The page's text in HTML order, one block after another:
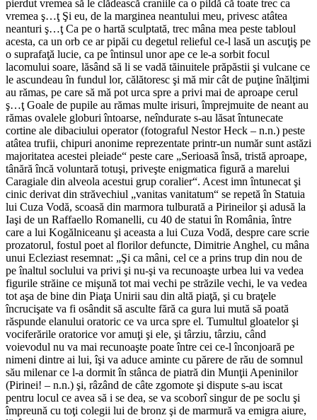
pierdut vremea să le clădească craniile ca o pildă că toate trec ca
vremea ş…ţ Şi eu, de la marginea neantului meu, privesc atâtea
neanturi ş…ţ Ca pe o hartă sculptată, trec mâna mea peste tabloul
acesta, ca un orb ce ar pipăi cu degetul relieful ce-l lasă un ascuţiş pe
o suprafaţă lucie, ca pe întinsul unor ape ce le-a sorbit focul
lacomului soare, lăsând să li se vadă tăinuitele prăpăstii şi vulcane ce
le ascundeau în fundul lor, călătoresc şi mă mir cât de puţine înălţimi
au rămas, pe care să mă pot urca spre a privi mai de aproape cerul
ş…ţ Goale de pupile au rămas multe irisuri, împrejmuite de neant au
rămas ovalele globuri întoarse, neîndurate s-au lăsat întunecate
cortine ale dibaciului operator (fotograful Nestor Heck – n.n.) peste
atâtea trufii, chipuri anonime reprezentate printr-un număr sunt astăzi
majoritatea acestei pleiade“ peste care „Serioasă însă, tristă aproape,
tânără încă voluntară totuşi, priveşte enigmatica figură a marelui
Caragiale din alveola acestui grup coralier“. Acest imn întunecat şi
cinic derivat din străvechiul „vanitas vanitatum“ se repetă în Statuia
lui Cuza Vodă, scoasă din marmora tulburată a Pirineilor şi adusă la
Iaşi de un Raffaello Romanelli, cu 40 de statui în România, între
care a lui Kogălniceanu şi aceasta a lui Cuza Vodă, despre care scrie
prozatorul, fostul poet al florilor defuncte, Dimitrie Anghel, cu mâna
unui Ecleziast resemnat: „Şi ca mâni, cel ce a prins trup din nou de
pe înaltul soclului va privi şi nu-şi va recunoaşte urbea lui va vedea
figurile străine ce mişună tot mai vechi pe străzile vechi, le va vedea
tot aşa de bine din Piaţa Unirii sau din altă piaţă, şi cu braţele
încrucişate va fi osândit să asculte fără ca gura lui mută să poată
răspunde elanului oratoric ce va urca spre el. Tumultul gloatelor şi
vociferările oratorice vor amuţi şi ele, şi târziu, târziu, când
voievodul nu va mai recunoaşte poate între cei ce-l înconjoară pe
nimeni dintre ai lui, îşi va aduce aminte cu părere de rău de somnul
său milenar ce l-a dormit în stânca de piatră din Munţii Apeninilor
(Pirinei! – n.n.) şi, râzând de câte zgomote şi dispute s-au iscat
pentru locul ce avea să i se dea, se va scoborî singur de pe soclu şi
împreună cu toţi colegii lui de bronz şi de marmură va emigra aiure,